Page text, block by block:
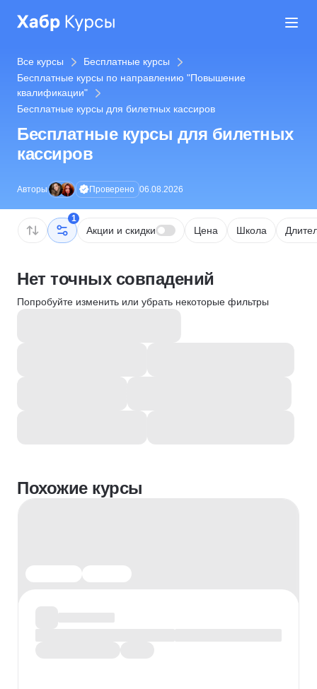
Все курсы
Бесплатные курсы
Бесплатные курсы по направлению "Повышение
квалификации"
Бесплатные курсы для билетных кассиров
Бесплатные курсы для билетных
кассиров
Авторы Проверено 06.08.2026
1
Акции и скидки Цена Школа
Нет точных совпадений
Попробуйте изменить или убрать некоторые фильтры
Похожие курсы